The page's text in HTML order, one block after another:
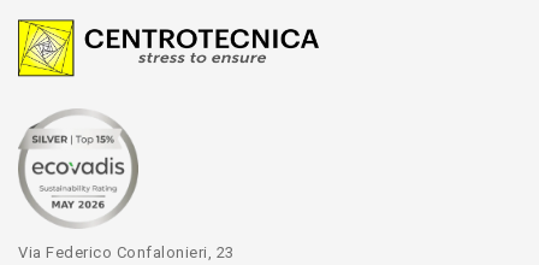
Via Federico Confalonieri, 23